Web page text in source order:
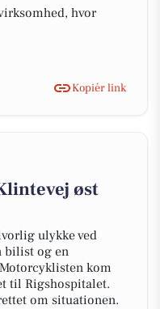
hvor
Kopiér link
øst
ulykke ved
bilist og en
kom
til Rigshospitalet.
om situationen.